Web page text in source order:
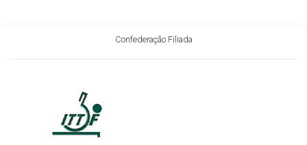
Confederação Filiada